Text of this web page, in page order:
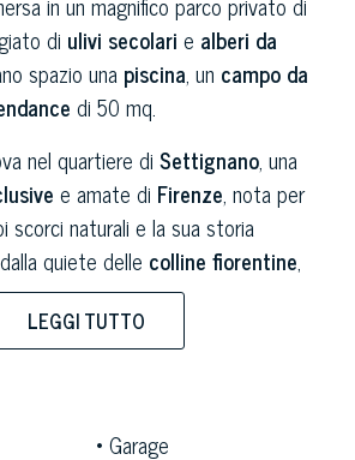
di ulivi secolari e alberi da
spazio una piscina, un campo da
di 50 mq.
nel quartiere diSettignano, una
e amate di Firenze, nota per
scorci naturali e la sua storia
quiete delle colline fiorentine,
da sempre una fonte di
e scrittori, come Giovanni
Tommaseo, ricordato con una
piazza a lui dedicata, ed è stata
protagonisti del
LEGGI TUTTO
Garage